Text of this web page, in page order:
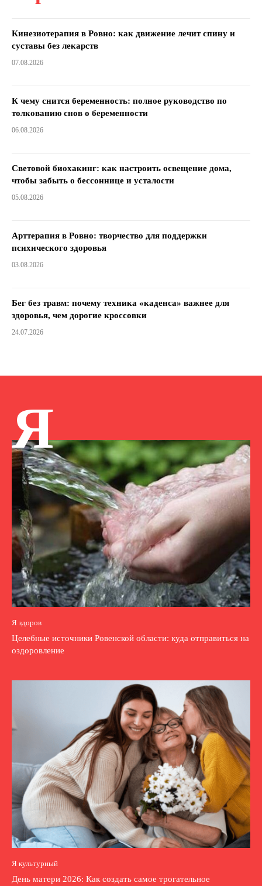
Кинезиотерапия в Ровно: как движение лечит спину и
суставы без лекарств
07.08.2026
К чему снится беременность: полное руководство по
толкованию снов о беременности
06.08.2026
Световой биохакинг: как настроить освещение дома,
чтобы забыть о бессоннице и усталости
05.08.2026
Арттерапия в Ровно: творчество для поддержки
психического здоровья
03.08.2026
Бег без травм: почему техника «каденса» важнее для
здоровья, чем дорогие кроссовки
24.07.2026
Я
Я здоров
Целебные источники Ровенской области: куда отправиться на
оздоровление
Я культурный
День матери 2026: Как создать самое трогательное